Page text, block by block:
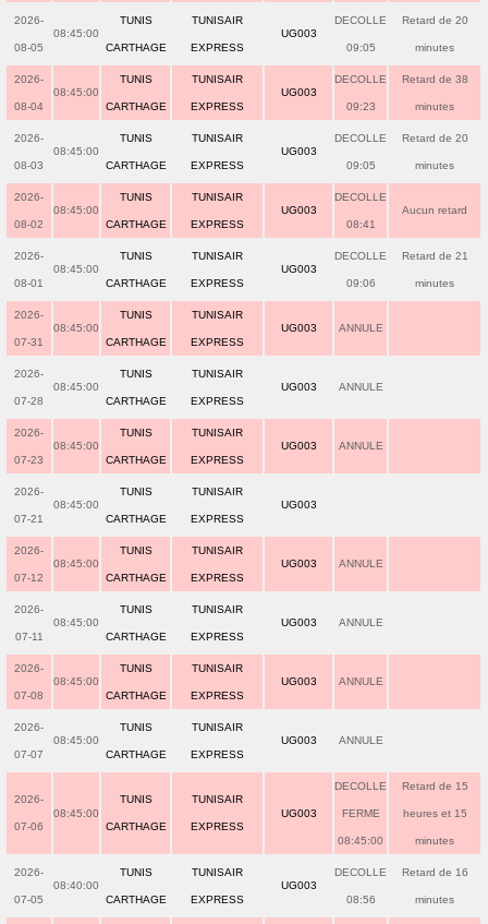
2026-
08-05
08:45:00
TUNIS
CARTHAGE
TUNISAIR
EXPRESS
UG003
DECOLLE
09:05
Retard de 20
minutes
2026-
08-04
08:45:00
TUNIS
CARTHAGE
TUNISAIR
EXPRESS
UG003
DECOLLE
09:23
Retard de 38
minutes
2026-
08-03
08:45:00
TUNIS
CARTHAGE
TUNISAIR
EXPRESS
UG003
DECOLLE
09:05
Retard de 20
minutes
2026-
08-02
08:45:00
TUNIS
CARTHAGE
TUNISAIR
EXPRESS
UG003
DECOLLE
08:41
Aucun retard
2026-
08-01
08:45:00
TUNIS
CARTHAGE
TUNISAIR
EXPRESS
UG003
DECOLLE
09:06
Retard de 21
minutes
2026-
07-31
08:45:00
TUNIS
CARTHAGE
TUNISAIR
EXPRESS
UG003 ANNULE
2026-
07-28
08:45:00
TUNIS
CARTHAGE
TUNISAIR
EXPRESS
UG003 ANNULE
2026-
07-23
08:45:00
TUNIS
CARTHAGE
TUNISAIR
EXPRESS
UG003 ANNULE
2026-
07-21
08:45:00
TUNIS
CARTHAGE
TUNISAIR
EXPRESS
UG003
2026-
07-12
08:45:00
TUNIS
CARTHAGE
TUNISAIR
EXPRESS
UG003 ANNULE
2026-
07-11
08:45:00
TUNIS
CARTHAGE
TUNISAIR
EXPRESS
UG003 ANNULE
2026-
07-08
08:45:00
TUNIS
CARTHAGE
TUNISAIR
EXPRESS
UG003 ANNULE
2026-
07-07
08:45:00
TUNIS
CARTHAGE
TUNISAIR
EXPRESS
UG003 ANNULE
2026-
07-06
08:45:00
TUNIS
CARTHAGE
TUNISAIR
EXPRESS
UG003
DECOLLE
FERME
08:45:00
Retard de 15
heures et 15
minutes
2026-
07-05
08:40:00
TUNIS
CARTHAGE
TUNISAIR
EXPRESS
UG003
DECOLLE
08:56
Retard de 16
minutes